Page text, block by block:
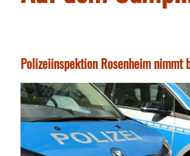
Polizeiinspektion Rosenheim nimmt